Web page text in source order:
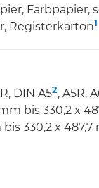
Farbpapier,
Registerkarton1
DIN A52, A5R,
bis 330,2 x
330,2 x 487,7